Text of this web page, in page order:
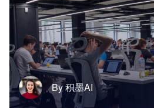
By积墨AI